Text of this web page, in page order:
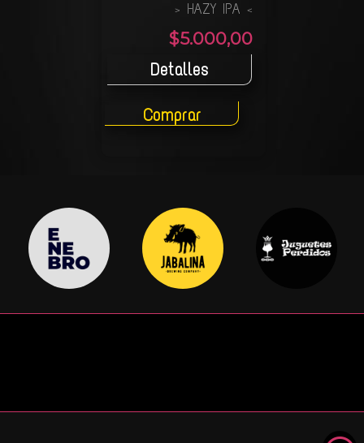
> HAZY IPA<
$5.000,00
Detalles
Comprar